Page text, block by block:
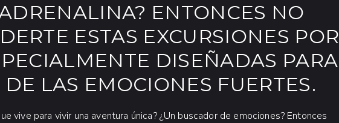
ENTONCES NO
ESTAS EXCURSIONES POR
DISEÑADAS PARA
LAS EMOCIONES FUERTES.
vive para vivir una aventura única? ¿Un buscador de emociones? Entonces